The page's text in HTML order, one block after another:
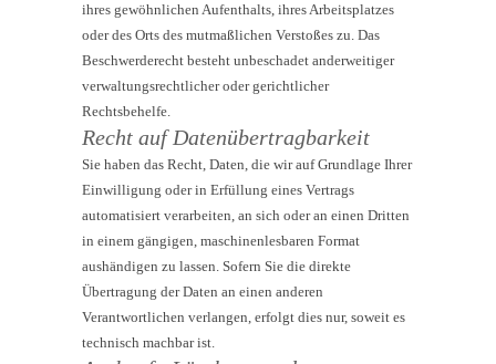
ihres gewöhnlichen Aufenthalts, ihres Arbeitsplatzes
oder des Orts des mutmaßlichen Verstoßes zu. Das
Beschwerderecht besteht unbeschadet anderweitiger
verwaltungsrechtlicher oder gerichtlicher
Rechtsbehelfe.
Recht auf Daten­übertrag­barkeit
Sie haben das Recht, Daten, die wir auf Grundlage Ihrer
Einwilligung oder in Erfüllung eines Vertrags
automatisiert verarbeiten, an sich oder an einen Dritten
in einem gängigen, maschinenlesbaren Format
aushändigen zu lassen. Sofern Sie die direkte
Übertragung der Daten an einen anderen
Verantwortlichen verlangen, erfolgt dies nur, soweit es
technisch machbar ist.